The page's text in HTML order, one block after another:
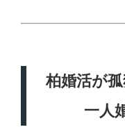
柏婚活が
一人